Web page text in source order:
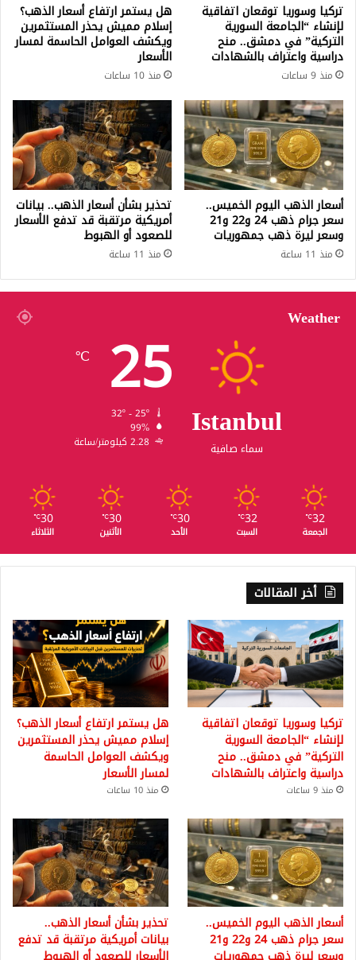
تركيا وسوريا توقعان اتفاقية
لإنشاء “الجامعة السورية
التركية” في دمشق.. منح
دراسية واعتراف بالشهادات
منذ 9 ساعات
هل يستمر ارتفاع أسعار الذهب؟
إسلام مميش يحذر المستثمرين
ويكشف العوامل الحاسمة لمسار
الأسعار
منذ 10 ساعات
أسعار الذهب اليوم الخميس..
سعر جرام ذهب 24 و22 و21
وسعر ليرة ذهب جمهوريات
منذ 11 ساعة
تحذير بشأن أسعار الذهب.. بيانات
أمريكية مرتقبة قد تدفع الأسعار
للصعود أو الهبوط
منذ 11 ساعة
Weather
Istanbul
سماء صافية
25
℃
99%
2.28 كيلومتر/ساعة
32
℃
الجمعة
32
℃
السبت
30
℃
الأحد
30
℃
الأثنين
30
℃
الثلاثاء
أخر المقالات
تركيا وسوريا توقعان اتفاقية
لإنشاء “الجامعة السورية
التركية” في دمشق.. منح
دراسية واعتراف بالشهادات
منذ 9 ساعات
هل يستمر ارتفاع أسعار الذهب؟
إسلام مميش يحذر المستثمرين
ويكشف العوامل الحاسمة
لمسار الأسعار
منذ 10 ساعات
أسعار الذهب اليوم الخميس..
سعر جرام ذهب 24 و22 و21
تحذير بشأن أسعار الذهب..
بيانات أمريكية مرتقبة قد تدفع